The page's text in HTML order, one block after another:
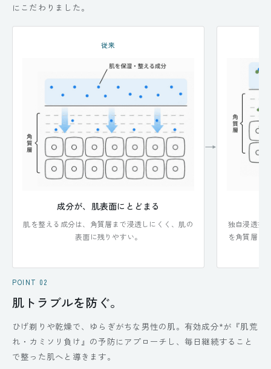
従来
成分が、肌表面にとどまる
肌を整える成分は、角質層まで浸透しにくく、肌の
表面に残りやすい。
→
独自浸透技
を角質層ま
にこだわりました。
POINT 02
肌トラブルを防ぐ。
ひげ剃りや乾燥で、ゆらぎがちな男性の肌。有効成分*が『肌荒
れ・カミソリ負け』の予防にアプローチし、毎日継続すること
で整った肌へと導きます。